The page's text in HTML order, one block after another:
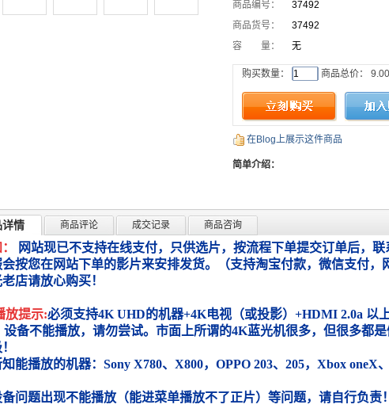
商品编号：
37492
商品货号：
37492
容 量：
无
购买数量： 商品总价： 9.00
在Blog上展示这件商品
简单介绍：
详情 商品评论 成交记录 商品咨询
网站现已不支持在线支付，只供选片，按流程下单提交订单后，
按您在网站下单的影片来安排发货。（支持淘宝付款，微信支付，
店请放心购买！
放提示:必须支持4K UHD的机器+4K电视（或投影）+HDMI 2.0a 以
设备不能播放，请勿尝试。市面上所谓的4K蓝光机很多，但很多都
知能播放的机器：Sony X780、X800，OPPO 203、205，Xbox oneX
问题出现不能播放（能进菜单播放不了正片）等问题，请自行负责！